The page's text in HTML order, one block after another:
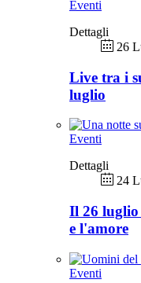
Eventi
Dettagli
26
Live tra i
luglio
Eventi
Dettagli
24
Il 26 luglio
e l'amore
Eventi